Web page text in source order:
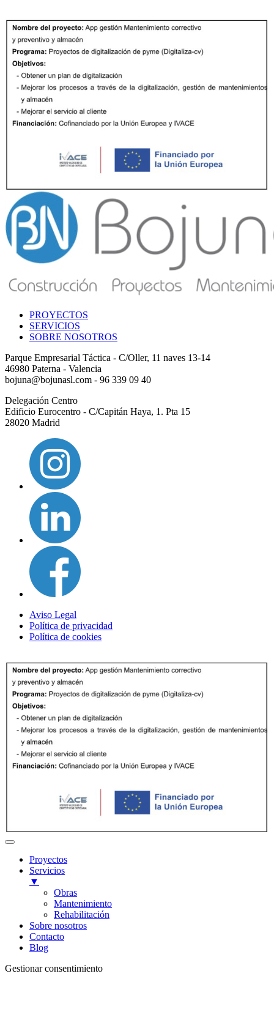
PROYECTOS
SERVICIOS
SOBRE NOSOTROS
Parque Empresarial Táctica - C/Oller, 11 naves 13-14
46980 Paterna - Valencia
bojuna@bojunasl.com - 96 339 09 40
Delegación Centro
Edificio Eurocentro - C/Capitán Haya, 1. Pta 15
28020 Madrid
Aviso Legal
Política de privacidad
Política de cookies
Proyectos
Servicios
▼
Obras
Mantenimiento
Rehabilitación
Sobre nosotros
Contacto
Blog
Gestionar consentimiento